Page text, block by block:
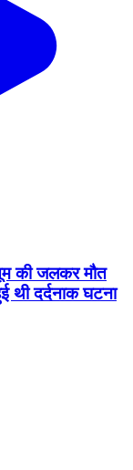
की जलकर मौत
थी दर्दनाक घटना